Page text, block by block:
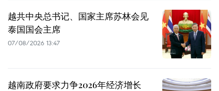
越共中央总书记、国家主席苏林会见
泰国国会主席
07/08/2026 13:47
越南政府要求力争2026年经济增长